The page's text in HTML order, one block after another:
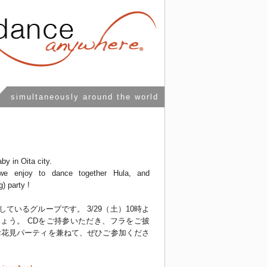
simultaneously around the world
in Oita city.
enjoy to dance together Hula, and
party !
ているグループです。 3/29（土）10時よ
う。 CDをご持参いただき、フラをご披
見パーティを兼ねて、ぜひご参加くださ